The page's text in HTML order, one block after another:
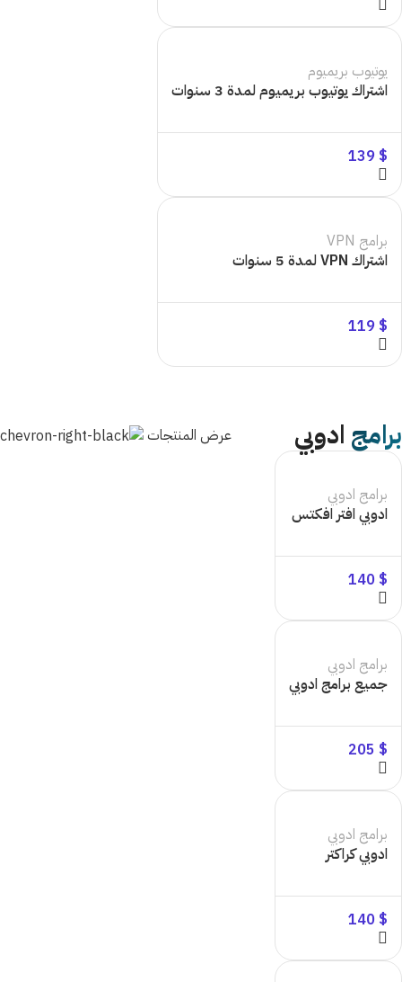
يوتيوب بريميوم
اشتراك يوتيوب بريميوم لمدة 3 سنوات
139 $
برامج VPN
اشتراك VPN لمدة 5 سنوات
119 $
برامج ادوبي عرض المنتجات
برامج ادوبي
ادوبي افتر افكتس
140 $
برامج ادوبي
جميع برامج ادوبي
205 $
برامج ادوبي
ادوبي كراكتر
140 $